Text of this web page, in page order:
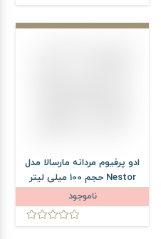
ادو پرفیوم مردانه مارسالا مدل
Nestor حجم 100 میلی لیتر
ناموجود